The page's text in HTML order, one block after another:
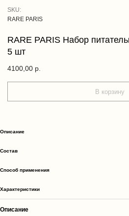
RARE PARIS Набор
5 шт
RARE PARIS
SKU:
4100,00 р.
В корзину
Описание
Cостав
Способ применения
Характеристики
Описание